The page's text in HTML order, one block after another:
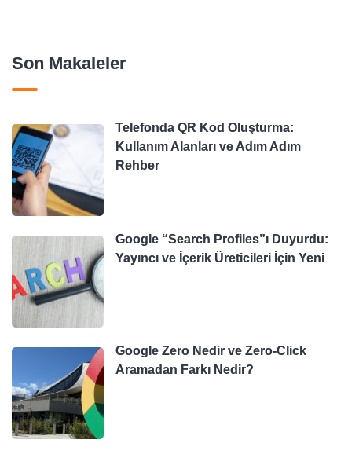
Son Makaleler
Telefonda QR Kod Oluşturma:
Kullanım Alanları ve Adım Adım
Rehber
Google “Search Profiles”ı Duyurdu:
Yayıncı ve İçerik Üreticileri İçin Yeni
Google Zero Nedir ve Zero-Click
Aramadan Farkı Nedir?